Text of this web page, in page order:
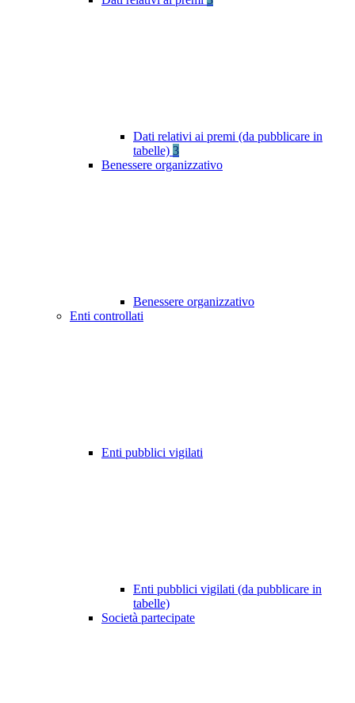
Dati relativi ai premi (da pubblicare in
tabelle) 3
Benessere organizzativo
Benessere organizzativo
Enti controllati
Enti pubblici vigilati
Enti pubblici vigilati (da pubblicare in
tabelle)
Società partecipate